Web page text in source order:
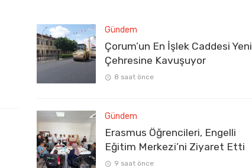
Gündem
Çorum’un En İşlek Caddesi Yeni
Çehresine Kavuşuyor
8 saat önce
Gündem
Erasmus Öğrencileri, Engelli
Eğitim Merkezi’ni Ziyaret Etti
9 saat önce